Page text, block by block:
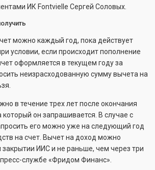
ИК Fontvielle Сергей Соловых.
можно каждый год, пока действует
условии, если происходит пополнение
оформляется в текущем году за
неизрасходованную сумму вычета на
в течение трех лет после окончания
он запрашивается. В случае с
его можно уже на следующий год
на счет. Вычет на доход можно
закрытии ИИС и не раньше, чем через три
службе «Фридом Финанс».